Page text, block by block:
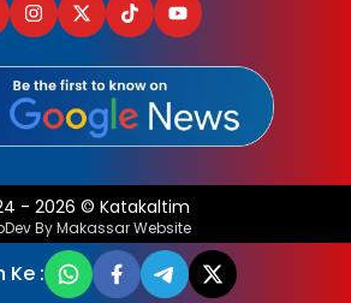
Ke :
- 2026 © Katakaltim
By Makassar Website